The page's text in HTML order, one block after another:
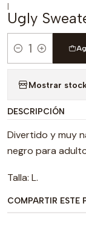
|
Ugly
Cantidad
Mostrar
DESCRIPCIÓN
Divertido y muy
negro para
Talla: L.
COMPARTIR ESTE